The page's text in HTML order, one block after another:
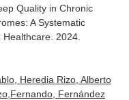
Quality in Chronic
A Systematic
Healthcare. 2024.
Heredia Rizo, Alberto
Fernández